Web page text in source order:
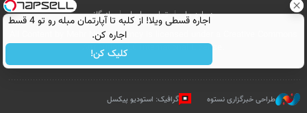
درباره ما تماس با ما
بازرگانی
All Content by Mehr News Agency is licensed under a Creative Commons
Attribution 4.0 International License.
طراحی خبرگزاری نستوه گرافیک: استودیو پیکسل
اجاره‌ قسطی ویلا! از کلبه تا آپارتمان مبله رو تو 4 قسط
اجاره کن.
کلیک کن!